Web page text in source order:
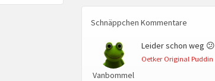
Schnäppchen Kommentare
Vanbommel
Leider schon weg 😕
Oetker Original Puddin